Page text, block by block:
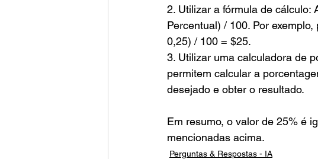
2. Utilizar a fórmula de cálculo:
Percentual) / 100. Por
0,25) / 100 = $25.
3. Utilizar uma calculadora de
permitem calcular a
desejado e obter o resultado.
Em resumo, o valor de 25% é
mencionadas acima.
Perguntas & Respostas - IA